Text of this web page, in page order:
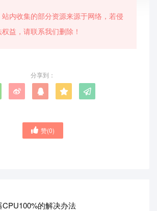
内收集的部分资源来源于网络，若侵
益，请联系我们删除！
分享到：
赞(0)
的解决办法